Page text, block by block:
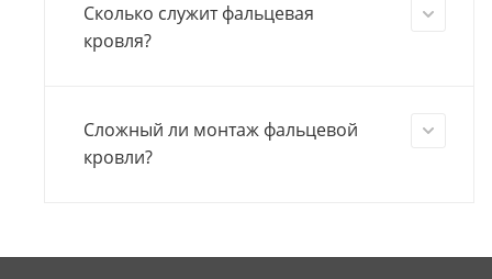
Сколько служит фальцевая
кровля?
Сложный ли монтаж фальцевой
кровли?